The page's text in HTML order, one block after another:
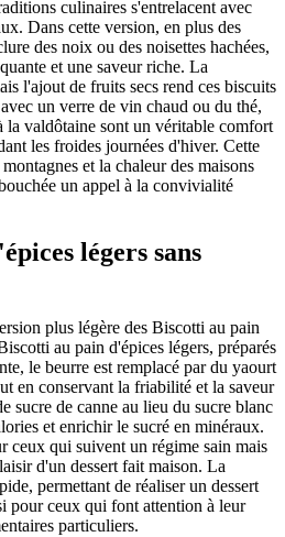
culinaires s'entrelacent avec
Dans cette version, en plus des
des noix ou des noisettes hachées,
et une saveur riche. La
l'ajout de fruits secs rend ces biscuits
un verre de vin chaud ou du thé,
la valdôtaine sont un véritable comfort
les froides journées d'hiver. Cette
et la chaleur des maisons
un appel à la convivialité
légers sans
plus légère des Biscotti au pain
au pain d'épices légers, préparés
le beurre est remplacé par du yaourt
en conservant la friabilité et la saveur
sucre de canne au lieu du sucre blanc
et enrichir le sucré en minéraux.
ceux qui suivent un régime sain mais
d'un dessert fait maison. La
permettant de réaliser un dessert
pour ceux qui font attention à leur
particuliers.